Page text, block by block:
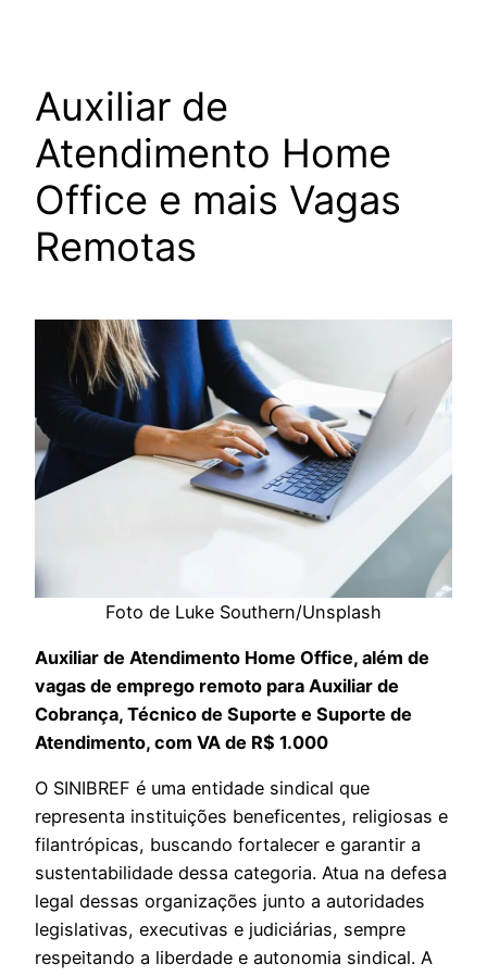
Auxiliar de
Atendimento Home
Office e mais Vagas
Remotas
Foto de Luke Southern/Unsplash
Auxiliar de Atendimento Home Office, além de
vagas de emprego remoto para Auxiliar de
Cobrança, Técnico de Suporte e Suporte de
Atendimento, com VA de R$ 1.000
O SINIBREF é uma entidade sindical que
representa instituições beneficentes, religiosas e
filantrópicas, buscando fortalecer e garantir a
sustentabilidade dessa categoria. Atua na defesa
legal dessas organizações junto a autoridades
legislativas, executivas e judiciárias, sempre
respeitando a liberdade e autonomia sindical. A